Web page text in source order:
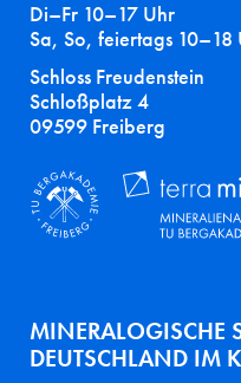
Di–Fr 10–17 Uhr
Sa, So, feiertags 10–18
Schloss Freudenstein
Schloßplatz 4
09599 Freiberg
MINERALOGISCHE
DEUTSCHLAND IM